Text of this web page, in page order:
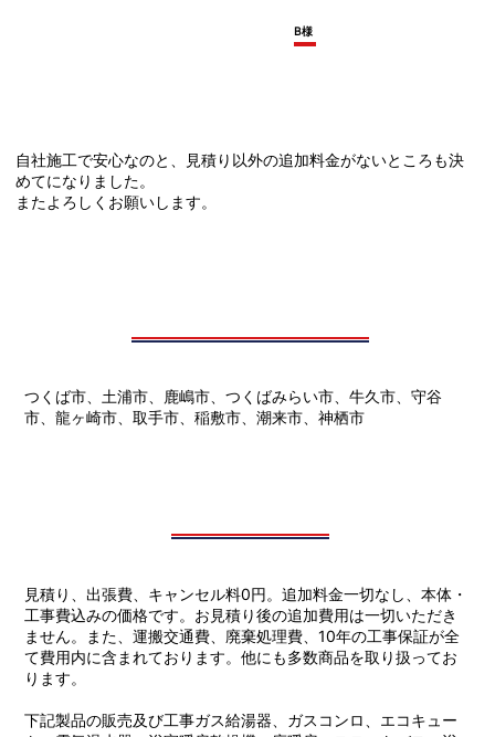
自社施工で安心なのと、見積り以外の追加料金がないところも決
めてになりました。
またよろしくお願いします。
B様
つくば市、土浦市、鹿嶋市、つくばみらい市、牛久市、守谷
市、龍ヶ崎市、取手市、稲敷市、潮来市、神栖市
見積り、出張費、キャンセル料0円。追加料金一切なし、本体・
工事費込みの価格です。お見積り後の追加費用は一切いただき
ません。また、運搬交通費、廃棄処理費、10年の工事保証が全
て費用内に含まれております。他にも多数商品を取り扱ってお
ります。
下記製品の販売及び工事ガス給湯器、ガスコンロ、エコキュー